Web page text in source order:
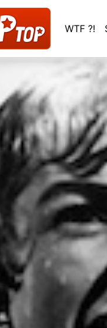
WTF ?!